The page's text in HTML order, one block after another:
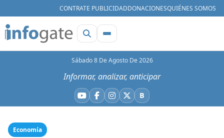
CONTRATE PUBLICIDADDONACIONESQUIÉNES SOMOS
Sábado 8 De Agosto De 2026
Informar, analizar, anticipar
YouTube
Facebook
Instagram
X BBluesky
Economía